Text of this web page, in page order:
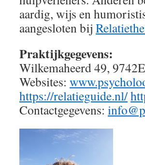
aardig, wijs en
aangesloten bij
Praktijkgegevens:
Wilkemaheerd 49,
Websites:
https://relatieguide.nl/
Contactgegevens: